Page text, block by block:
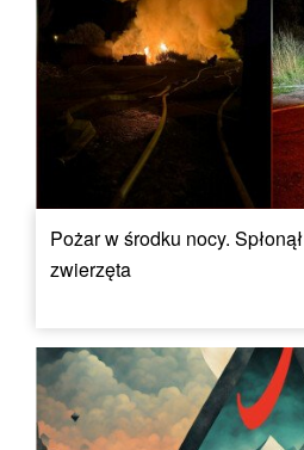
Pożar w środku nocy.
zwierzęta